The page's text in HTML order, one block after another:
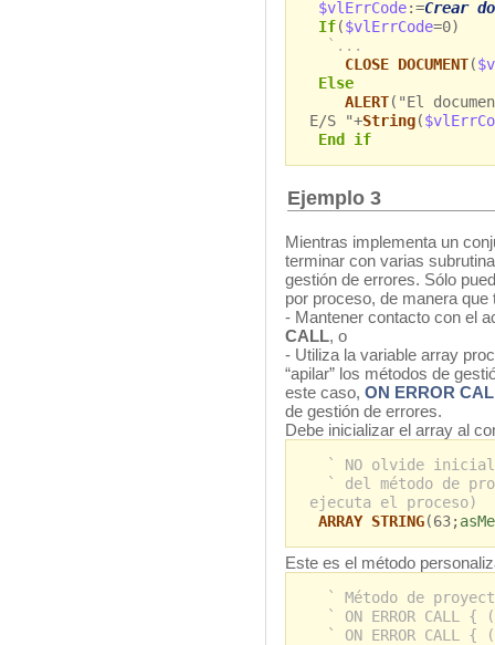
$vlErrCode:=Crear
If($vlErrCode=0)
`...
CLOSE DOCUMENT(
Else
ALERT("El
E/S "+String(
End if
Ejemplo 3
Mientras implementa un
terminar con varias
gestión de errores. Sólo
por proceso, de manera que
- Mantener contacto con el
CALL, o
- Utiliza la variable array
“apilar” los métodos de
este caso, ON ERROR
de gestión de errores.
Debe inicializar el array al
` NO olvide
` del método de
ejecuta el proceso)
ARRAY STRING(63;
Este es el método
` Método de proyecto
` ON ERROR CALL
` ON ERROR CALL